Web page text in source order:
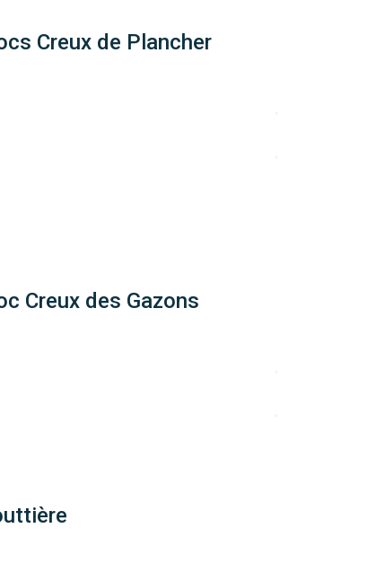
Creux de Plancher
Creux des Gazons